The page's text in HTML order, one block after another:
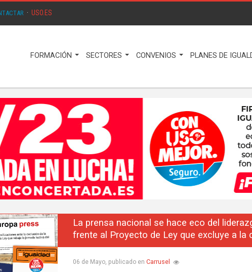
· USO.ES
FORMACIÓN SECTORES CONVENIOS PLANES DE
La prensa nacional se hace eco del
frente al Proyecto de Ley que excluye a la
06 de Mayo, publicado en Carrusel